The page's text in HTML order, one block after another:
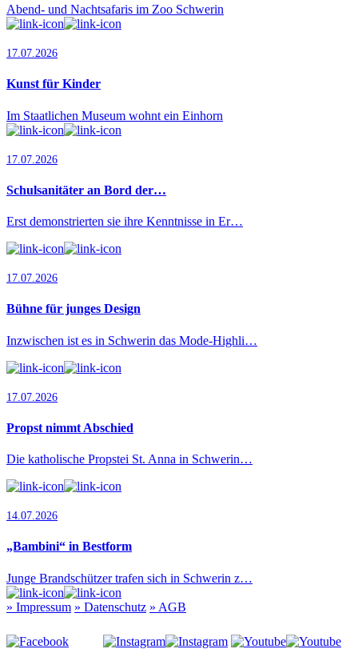
Abend- und Nachtsafaris im Zoo Schwerin
17.07.2026
Kunst für Kinder
Im Staatlichen Museum wohnt ein Einhorn
17.07.2026
Schulsanitäter an Bord der…
Erst demonstrierten sie ihre Kenntnisse in Er…
17.07.2026
Bühne für junges Design
Inzwischen ist es in Schwerin das Mode-Highli…
17.07.2026
Propst nimmt Abschied
Die katholische Propstei St. Anna in Schwerin…
14.07.2026
„Bambini“ in Bestform
Junge Brandschützer trafen sich in Schwerin z…
» Impressum » Datenschutz » AGB